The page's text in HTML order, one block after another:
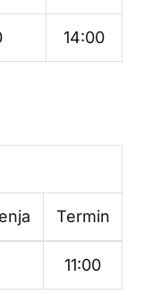
14:00
Termin
11:00